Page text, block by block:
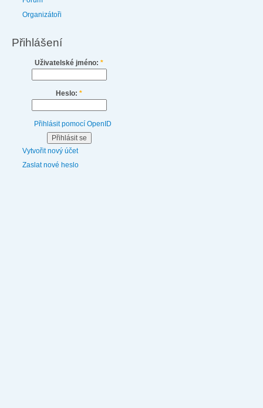
Organizátoři
Přihlášení
Uživatelské jméno: *
Heslo: *
Přihlásit pomocí OpenID
Vytvořit nový účet
Zaslat nové heslo